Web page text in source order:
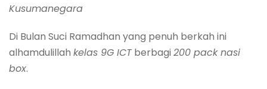
Kusumanegara
Di Bulan Suci Ramadhan yang penuh berkah ini
alhamdulillah kelas 9G ICTberbagi 200 pack nasi
box.